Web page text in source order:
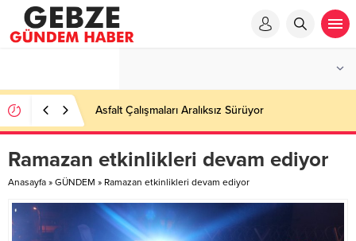
Asfalt Çalışmaları Aralıksız Sürüyor
Ramazan etkinlikleri devam ediyor
Anasayfa » GÜNDEM » Ramazan etkinlikleri devam ediyor